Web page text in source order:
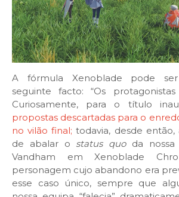
A fórmula Xenoblade pode
seguinte facto: “Os protagonistas
Curiosamente, para o título
propostas descartadas para o
no vilão final; todavia, desde
de abalar o status quo da
Vandham em Xenoblade
personagem cujo abandono era
esse caso único, sempre que